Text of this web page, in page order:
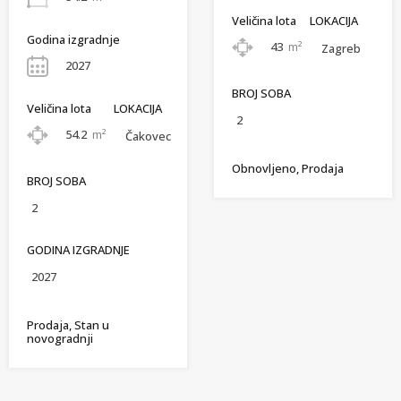
Godina izgradnje
2027
Veličina lota
54.2 m²
LOKACIJA
Čakovec
BROJ SOBA
2
GODINA IZGRADNJE
2027
Prodaja, Stan u
novogradnji
Veličina lota
43 m²
LOKACIJA
Zagreb
BROJ SOBA
2
Obnovljeno, Prodaja